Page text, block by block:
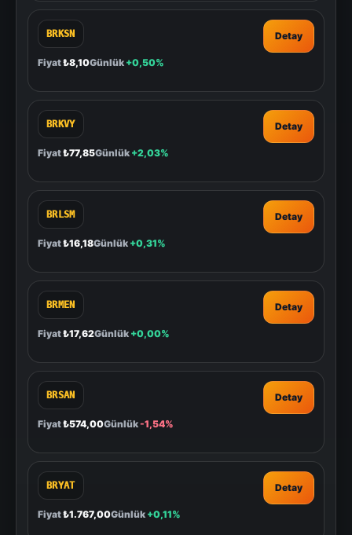
BRKSN
Fiyat₺8,10Günlük +0,50%
Detay
BRKVY
Fiyat₺77,85Günlük +2,03%
Detay
BRLSM
Fiyat₺16,18Günlük +0,31%
Detay
BRMEN
Fiyat₺17,62Günlük +0,00%
Detay
BRSAN
Fiyat₺574,00Günlük-1,54%
Detay
BRYAT
Fiyat₺1.767,00Günlük +0,11%
Detay